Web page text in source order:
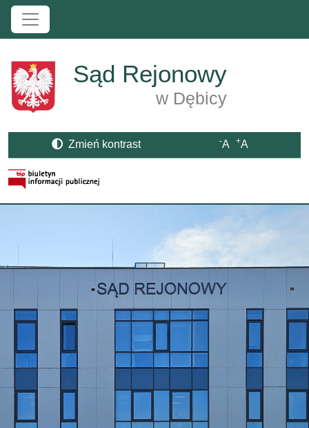
Przejdź do treści
Sąd Rejonowy
w Dębicy
Zmień kontrast -A +A
Strona BIP otwiera się w nowym oknie